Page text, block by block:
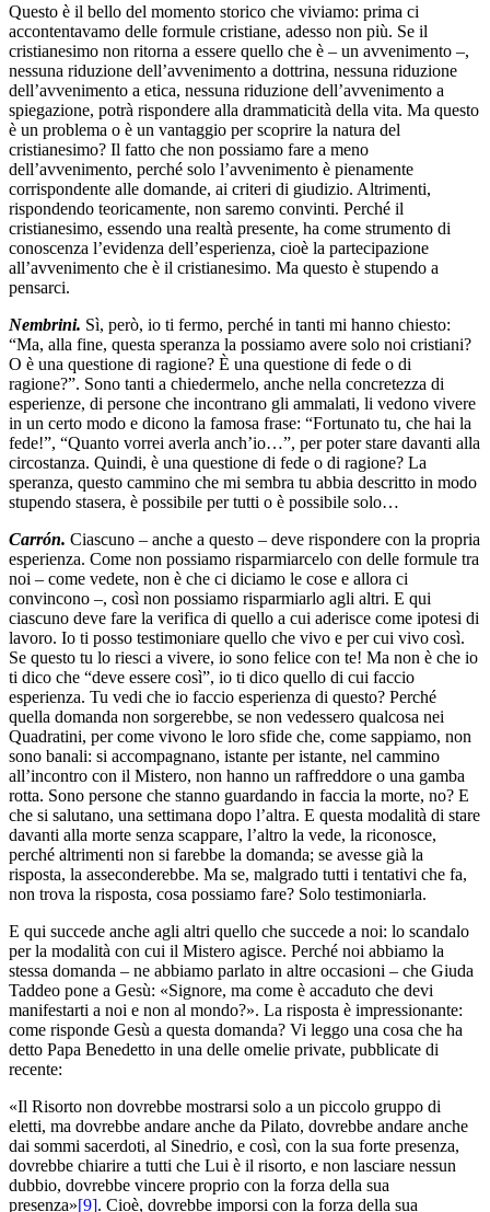
Questo è il bello del momento storico che viviamo: prima ci
accontentavamo delle formule cristiane, adesso non più. Se il
cristianesimo non ritorna a essere quello che è – un avvenimento –,
nessuna riduzione dell’avvenimento a dottrina, nessuna riduzione
dell’avvenimento a etica, nessuna riduzione dell’avvenimento a
spiegazione, potrà rispondere alla drammaticità della vita. Ma questo
è un problema o è un vantaggio per scoprire la natura del
cristianesimo? Il fatto che non possiamo fare a meno
dell’avvenimento, perché solo l’avvenimento è pienamente
corrispondente alle domande, ai criteri di giudizio. Altrimenti,
rispondendo teoricamente, non saremo convinti. Perché il
cristianesimo, essendo una realtà presente, ha come strumento di
conoscenza l’evidenza dell’esperienza, cioè la partecipazione
all’avvenimento che è il cristianesimo. Ma questo è stupendo a
pensarci.
Nembrini. Sì, però, io ti fermo, perché in tanti mi hanno chiesto:
“Ma, alla fine, questa speranza la possiamo avere solo noi cristiani?
O è una questione di ragione? È una questione di fede o di
ragione?”. Sono tanti a chiedermelo, anche nella concretezza di
esperienze, di persone che incontrano gli ammalati, li vedono vivere
in un certo modo e dicono la famosa frase: “Fortunato tu, che hai la
fede!”, “Quanto vorrei averla anch’io…”, per poter stare davanti alla
circostanza. Quindi, è una questione di fede o di ragione? La
speranza, questo cammino che mi sembra tu abbia descritto in modo
stupendo stasera, è possibile per tutti o è possibile solo…
Carrón. Ciascuno – anche a questo – deve rispondere con la propria
esperienza. Come non possiamo risparmiarcelo con delle formule tra
noi – come vedete, non è che ci diciamo le cose e allora ci
convincono –, così non possiamo risparmiarlo agli altri. E qui
ciascuno deve fare la verifica di quello a cui aderisce come ipotesi di
lavoro. Io ti posso testimoniare quello che vivo e per cui vivo così.
Se questo tu lo riesci a vivere, io sono felice con te! Ma non è che io
ti dico che “deve essere così”, io ti dico quello di cui faccio
esperienza. Tu vedi che io faccio esperienza di questo? Perché
quella domanda non sorgerebbe, se non vedessero qualcosa nei
Quadratini, per come vivono le loro sfide che, come sappiamo, non
sono banali: si accompagnano, istante per istante, nel cammino
all’incontro con il Mistero, non hanno un raffreddore o una gamba
rotta. Sono persone che stanno guardando in faccia la morte, no? E
che si salutano, una settimana dopo l’altra. E questa modalità di stare
davanti alla morte senza scappare, l’altro la vede, la riconosce,
perché altrimenti non si farebbe la domanda; se avesse già la
risposta, la asseconderebbe. Ma se, malgrado tutti i tentativi che fa,
non trova la risposta, cosa possiamo fare? Solo testimoniarla.
E qui succede anche agli altri quello che succede a noi: lo scandalo
per la modalità con cui il Mistero agisce. Perché noi abbiamo la
stessa domanda – ne abbiamo parlato in altre occasioni – che Giuda
Taddeo pone a Gesù: «Signore, ma come è accaduto che devi
manifestarti a noi e non al mondo?». La risposta è impressionante:
come risponde Gesù a questa domanda? Vi leggo una cosa che ha
detto Papa Benedetto in una delle omelie private, pubblicate di
recente:
«Il Risorto non dovrebbe mostrarsi solo a un piccolo gruppo di
eletti, ma dovrebbe andare anche da Pilato, dovrebbe andare anche
dai sommi sacerdoti, al Sinedrio, e così, con la sua forte presenza,
dovrebbe chiarire a tutti che Lui è il risorto, e non lasciare nessun
dubbio, dovrebbe vincere proprio con la forza della sua
presenza»[9]. Cioè, dovrebbe imporsi con la forza della sua